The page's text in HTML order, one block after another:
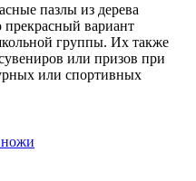
пазлы из дерева
прекрасный вариант
группы. Их также
или призов при
или спортивных